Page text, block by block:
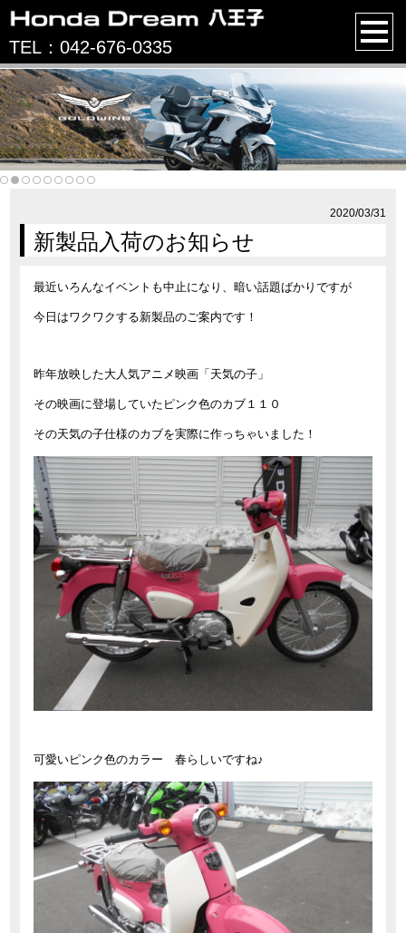
TEL：042-676-0335
2020/03/31
新製品入荷のお知らせ
最近いろんなイベントも中止になり、暗い話題ばかりですが
今日はワクワクする新製品のご案内です！
昨年放映した大人気アニメ映画「天気の子」
その映画に登場していたピンク色のカブ１１０
その天気の子仕様のカブを実際に作っちゃいました！
可愛いピンク色のカラー 春らしいですね♪